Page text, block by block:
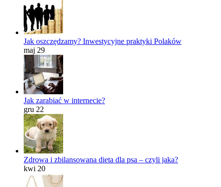
Jak oszczędzamy? Inwestycyjne praktyki Polaków
maj 29
Jak zarabiać w internecie?
gru 22
Zdrowa i zbilansowana dieta dla psa – czyli jaka?
kwi 20